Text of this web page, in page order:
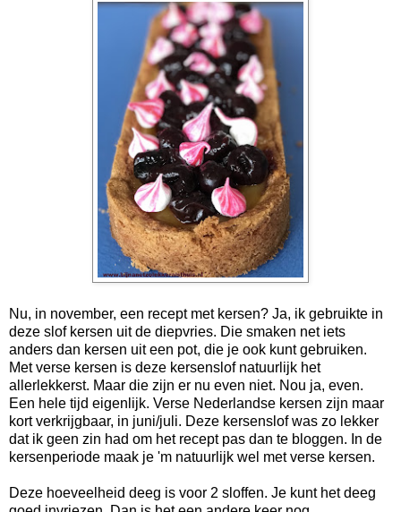
Nu, in november, een recept met kersen? Ja, ik gebruikte in
deze slof kersen uit de diepvries. Die smaken net iets
anders dan kersen uit een pot, die je ook kunt gebruiken.
Met verse kersen is deze kersenslof natuurlijk het
allerlekkerst. Maar die zijn er nu even niet. Nou ja, even.
Een hele tijd eigenlijk. Verse Nederlandse kersen zijn maar
kort verkrijgbaar, in juni/juli. Deze kersenslof was zo lekker
dat ik geen zin had om het recept pas dan te bloggen. In de
kersenperiode maak je 'm natuurlijk wel met verse kersen.
Deze hoeveelheid deeg is voor 2 sloffen. Je kunt het deeg